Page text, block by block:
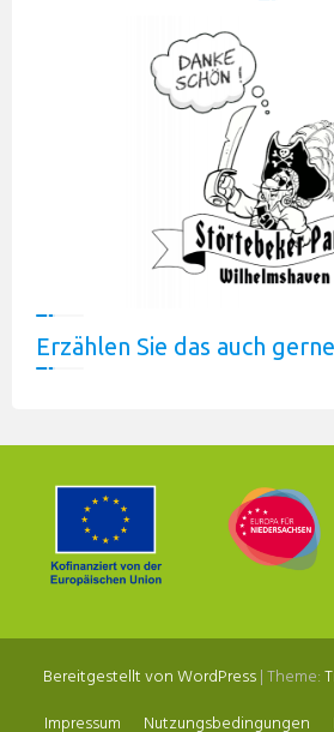
Erzählen Sie das auch
Bereitgestellt von WordPress|Theme:
Impressum
Nutzungsbedingungen